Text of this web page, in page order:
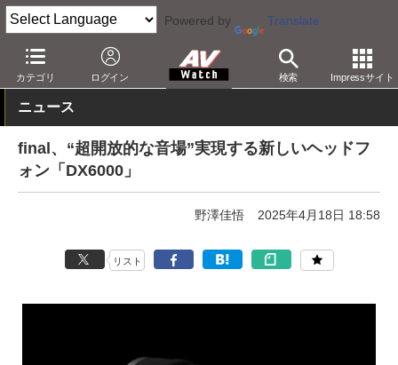
Powered by Translate
カテゴリ ログイン 検索 Impressサイト
AV Watch 製品 ヘッドフォン final
ニュース
final、“超開放的な音場”実現する新しいヘッドフ
ォン「DX6000」
野澤佳悟 2025年4月18日 18:58
リスト